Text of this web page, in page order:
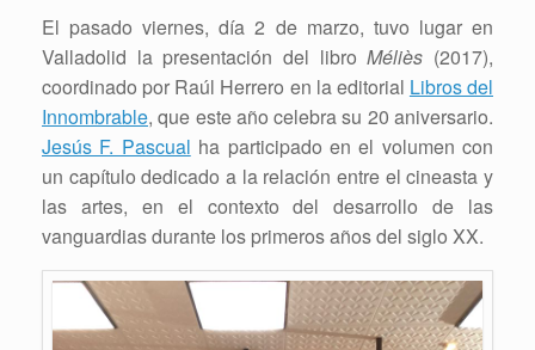
El pasado viernes, día 2 de marzo, tuvo lugar en
Valladolid la presentación del libroMéliès (2017),
coordinado por Raúl Herrero en la editorial Libros del
Innombrable, que este año celebra su 20 aniversario.
Jesús F. Pascual ha participado en el volumen con
un capítulo dedicado a la relación entre el cineasta y
las artes, en el contexto del desarrollo de las
vanguardias durante los primeros años del siglo XX.